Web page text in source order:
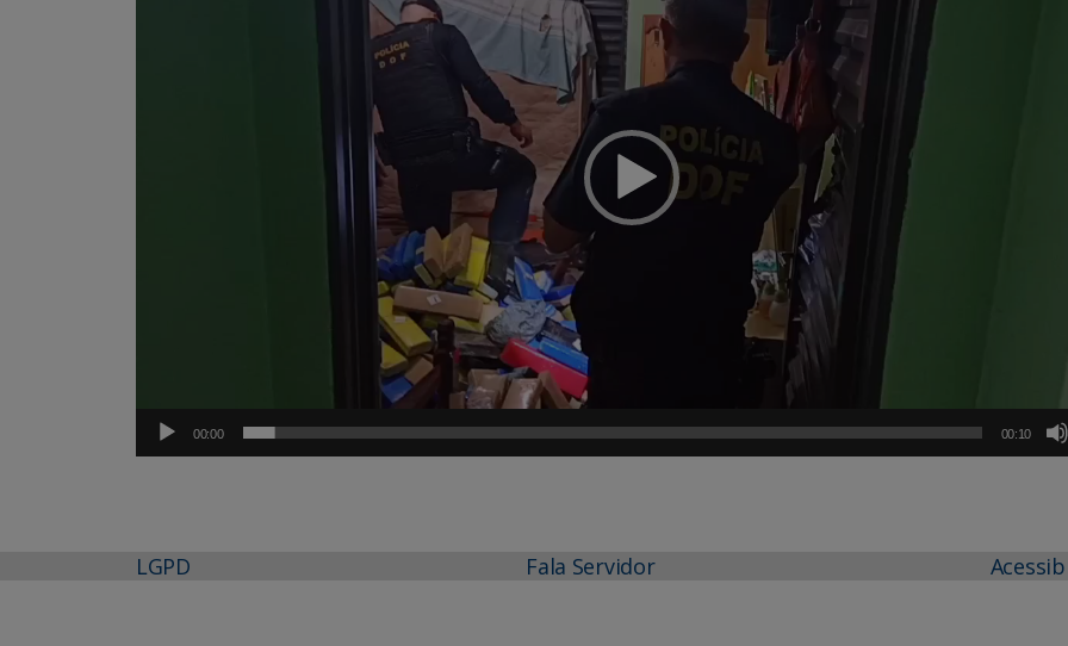
00:00 00:10
LGPD Fala Servidor